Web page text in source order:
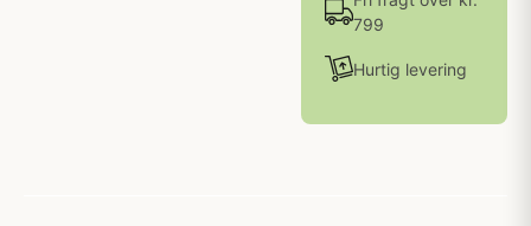
799
Hurtig levering